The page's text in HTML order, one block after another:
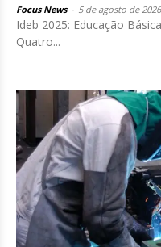
Focus News 5 de agosto de 2026
Ideb 2025: Educação
Quatro...